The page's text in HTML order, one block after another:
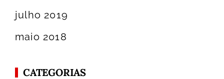
julho 2019
maio 2018
CATEGORIAS